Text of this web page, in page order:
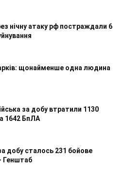
нічну атаку рф постраждали 6
щонайменше одна людина
за добу втратили 1130
1642 БпЛА
добу сталось 231 бойове
Генштаб